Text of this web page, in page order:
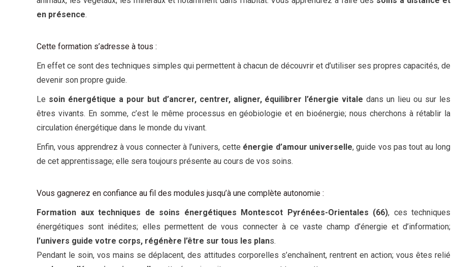
en présence.
Cette formation s’adresse à tous :
En effet ce sont des techniques simples qui permettent à chacun de découvrir et d’utiliser ses propres capacités, de
devenir son propre guide.
Le soin énergétique a pour but d’ancrer, centrer, aligner, équilibrer l’énergie vitale dans un lieu ou sur les
êtres vivants. En somme, c’est le même processus en géobiologie et en bioénergie; nous cherchons à rétablir la
circulation énergétique dans le monde du vivant.
Enfin, vous apprendrez à vous connecter à l’univers, cette énergie d’amour universelle, guide vos pas tout au long
de cet apprentissage; elle sera toujours présente au cours de vos soins.
Vous gagnerez en confiance au fil des modules jusqu’à une complète autonomie :
Formation aux techniques de soins énergétiques Montescot Pyrénées-Orientales (66), ces techniques
énergétiques sont inédites; elles permettent de vous connecter à ce vaste champ d’énergie et d’information;
l’univers guide votre corps, régénère l’être sur tous les plans.
Pendant le soin, vos mains se déplacent, des attitudes corporelles s’enchaînent, rentrent en action; vous êtes relié